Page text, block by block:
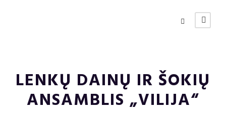
LENKŲ DAINŲ IR ŠOKIŲ
ANSAMBLIS „VILIJA“